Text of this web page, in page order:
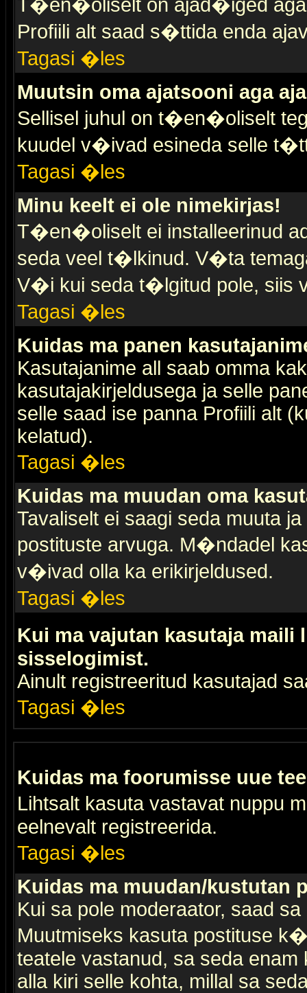
T�en�oliselt on ajad�iged
Profiili alt saad s�ttida enda
Tagasi �les
Muutsin oma ajatsooni aga
Sellisel juhul on t�en�oliselt
kuudel v�ivad esineda selle
Tagasi �les
Minu keelt ei ole nimekirjas!
T�en�oliselt ei installeerinud
seda veel t�lkinud. V�ta
V�i kui seda t�lgitud pole, siis
Tagasi �les
Kuidas ma panen
Kasutajanime all saab omma
kasutajakirjeldusega ja selle
selle saad ise panna Profiili alt
kelatud).
Tagasi �les
Kuidas ma muudan oma
Tavaliselt ei saagi seda muuta
postituste arvuga. M�ndadel
v�ivad olla ka erikirjeldused.
Tagasi �les
Kui ma vajutan kasutaja
sisselogimist.
Ainult registreeritud kasutajad
Tagasi �les
Kuidas ma foorumisse uue
Lihtsalt kasuta vastavat nuppu
eelnevalt registreerida.
Tagasi �les
Kuidas ma muudan/kustutan
Kui sa pole moderaator, saad
Muutmiseks kasuta postituse
teatele vastanud, sa seda
alla kiri selle kohta, millal sa